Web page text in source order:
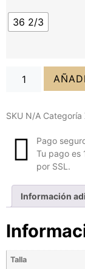
36 2/3
SKU N/A Categoría
Pago
Tu pago es
por SSL.
Información
Talla